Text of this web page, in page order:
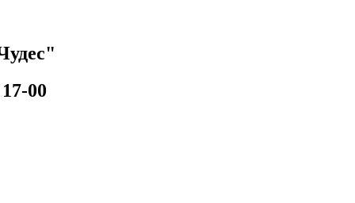
00